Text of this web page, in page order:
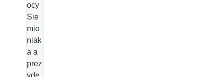
ocy
Sie
mio
niak
a a
prez
yde